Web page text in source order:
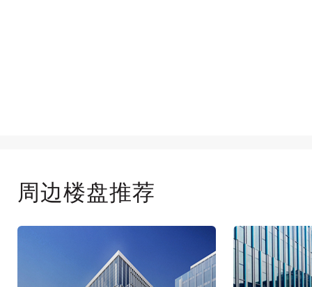
周边楼盘推荐